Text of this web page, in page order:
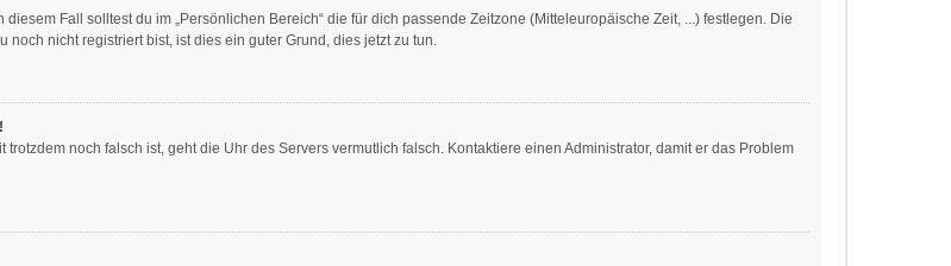
Fall solltest du im „Persönlichen Bereich“ die für dich passende Zeitzone (Mitteleuropäische Zeit, ...) festlegen. Die
nicht registriert bist, ist dies ein guter Grund, dies jetzt zu tun.
noch falsch ist, geht die Uhr des Servers vermutlich falsch. Kontaktiere einen Administrator, damit er das Problem